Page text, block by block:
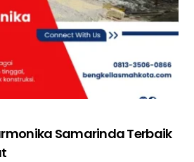
Samarinda Terbaik